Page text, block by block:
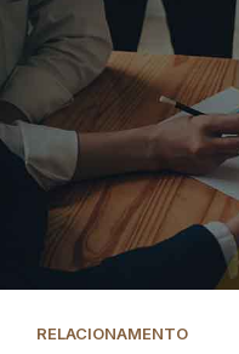
RELACIONAMENTO